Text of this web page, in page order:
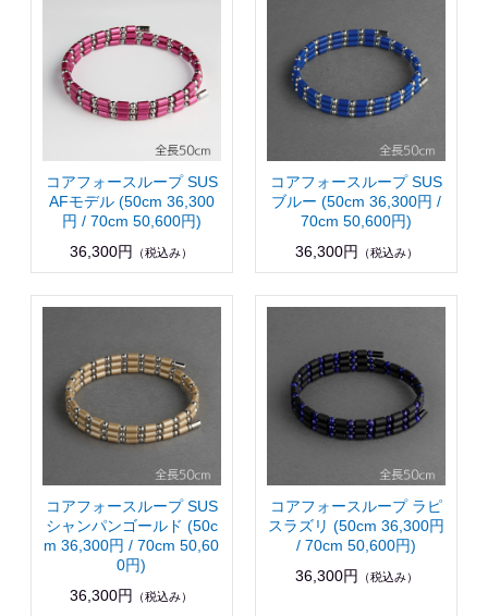
コアフォースループ SUS
AFモデル (50cm 36,300
円 / 70cm 50,600円)
36,300円
（税込み）
コアフォースループ SUS
ブルー (50cm 36,300円 /
70cm 50,600円)
36,300円
（税込み）
コアフォースループ SUS
シャンパンゴールド (50c
m 36,300円 / 70cm 50,60
0円)
36,300円
（税込み）
コアフォースループ ラピ
スラズリ (50cm 36,300円
/ 70cm 50,600円)
36,300円
（税込み）